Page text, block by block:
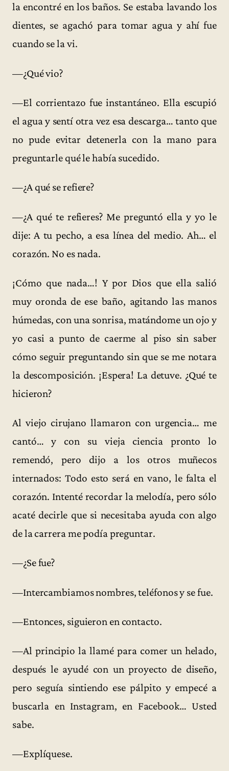
la encontré en los baños. Se estaba lavando los
dientes, se agachó para tomar agua y ahí fue
cuando se la vi.
—¿Qué vio?
—El corrientazo fue instantáneo. Ella escupió
el agua y sentí otra vez esa descarga… tanto que
no pude evitar detenerla con la mano para
preguntarle qué le había sucedido.
—¿A qué se refiere?
—¿A qué te refieres? Me preguntó ella y yo le
dije: A tu pecho, a esa línea del medio. Ah… el
corazón. No es nada.
¡Cómo que nada…! Y por Dios que ella salió
muy oronda de ese baño, agitando las manos
húmedas, con una sonrisa, matándome un ojo y
yo casi a punto de caerme al piso sin saber
cómo seguir preguntando sin que se me notara
la descomposición. ¡Espera! La detuve. ¿Qué te
hicieron?
Al viejo cirujano llamaron con urgencia… me
cantó… y con su vieja ciencia pronto lo
remendó, pero dijo a los otros muñecos
internados: Todo esto será en vano, le falta el
corazón. Intenté recordar la melodía, pero sólo
acaté decirle que si necesitaba ayuda con algo
de la carrera me podía preguntar.
—¿Se fue?
—Intercambiamos nombres, teléfonos y se fue.
—Entonces, siguieron en contacto.
—Al principio la llamé para comer un helado,
después le ayudé con un proyecto de diseño,
pero seguía sintiendo ese pálpito y empecé a
buscarla en Instagram, en Facebook… Usted
sabe.
—Explíquese.